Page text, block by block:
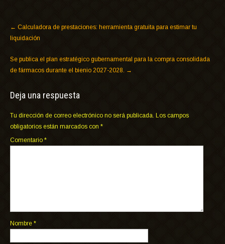
← Calculadora de prestaciones: herramienta gratuita para estimar tu
liquidación
Se publica el plan estratégico gubernamental para la compra consolidada
de fármacos durante el bienio 2027-2028. →
Deja una respuesta
Tu dirección de correo electrónico no será publicada. Los campos
obligatorios están marcados con *
Comentario *
Nombre *